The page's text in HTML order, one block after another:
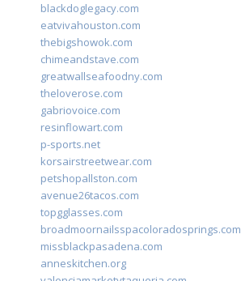
blackdoglegacy.com
eatvivahouston.com
thebigshowok.com
chimeandstave.com
greatwallseafoodny.com
theloverose.com
gabriovoice.com
resinflowart.com
p-sports.net
korsairstreetwear.com
petshopallston.com
avenue26tacos.com
topgglasses.com
broadmoornailsspacoloradosprings.com
missblackpasadena.com
anneskitchen.org